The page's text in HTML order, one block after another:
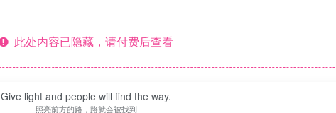
此处内容已隐藏，请付费后查看
Give light and people will find the way.
照亮前方的路，路就会被找到